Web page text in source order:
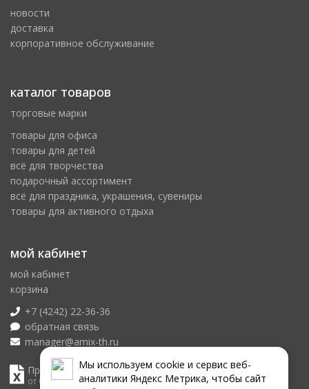
Мы используем сookie и сервис веб-
аналитики Яндекс Метрика, чтобы сайт
новости
доставка
корпоративное обслуживание
каталог товаров
торговые марки
товары для офиса
товары для детей
всё для творчества
подарочный ассортимент
всё для праздника, украшения, сувениры
товары для активного отдыха
мой кабинет
мой кабинет
корзина
+7 (4242) 22-36-36
обратная связь
manager@amix-th.ru
Прайс лист
от 08.08.2026